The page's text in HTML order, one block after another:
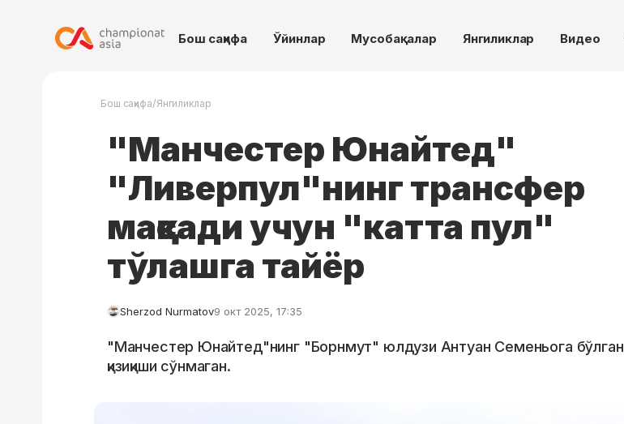
Бош саҳифа Ўйинлар Мусобақалар Янгиликлар Видео
Бош саҳифа/Янгиликлар
"Манчестер Юнайтед"
"Ливерпул"нинг трансфер
мақсади учун "катта пул"
тўлашга тайёр
Sherzod Nurmatov9 окт 2025, 17:35
"Манчестер Юнайтед"нинг "Борнмут" юлдузи Антуан Семеньога бўлган
қизиқиши сўнмаган.